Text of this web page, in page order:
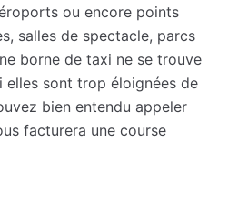
ou encore points
salles de spectacle, parcs
borne de taxi ne se trouve
elles sont trop éloignées de
bien entendu appeler
facturera une course